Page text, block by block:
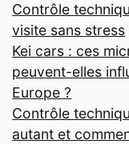
Contrôle
visite sans stress
Kei cars : ces
peuvent-elles
Europe ?
Contrôle
autant et